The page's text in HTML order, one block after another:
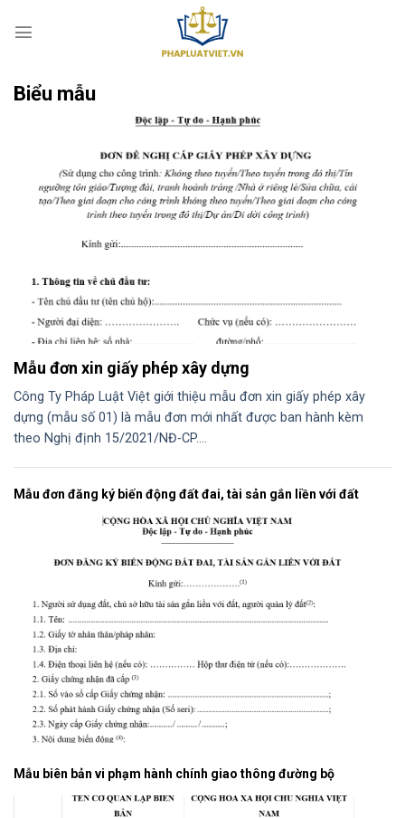
Biểu mẫu
Mẫu đơn xin giấy phép xây dựng
Công Ty Pháp Luật Việt giới thiệu mẫu đơn xin giấy phép xây
dựng (mẫu số 01) là mẫu đơn mới nhất được ban hành kèm
theo Nghị định 15/2021/NĐ-CP....
Mẫu đơn đăng ký biến động đất đai, tài sản gắn liền với đất
Mẫu biên bản vi phạm hành chính giao thông đường bộ